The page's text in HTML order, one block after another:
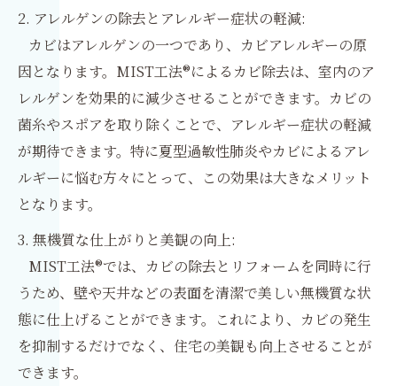
2. アレルゲンの除去とアレルギー症状の軽減:
カビはアレルゲンの一つであり、カビアレルギーの原
因となります。MIST工法®によるカビ除去は、室内のア
レルゲンを効果的に減少させることができます。カビの
菌糸やスポアを取り除くことで、アレルギー症状の軽減
が期待できます。特に夏型過敏性肺炎やカビによるアレ
ルギーに悩む方々にとって、この効果は大きなメリット
となります。
3. 無機質な仕上がりと美観の向上:
MIST工法®では、カビの除去とリフォームを同時に行
うため、壁や天井などの表面を清潔で美しい無機質な状
態に仕上げることができます。これにより、カビの発生
を抑制するだけでなく、住宅の美観も向上させることが
できます。